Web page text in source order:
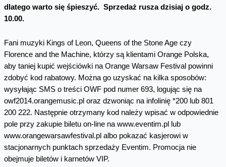
dlatego warto się śpieszyć. Sprzedaż rusza dzisiaj o godz.
10.00.
Fani muzyki Kings of Leon, Queens of the Stone Age czy
Florence and the Machine, którzy są klientami Orange Polska,
aby taniej kupić wejściówki na Orange Warsaw Festival powinni
zdobyć kod rabatowy. Można go uzyskać na kilka sposobów:
wysyłając SMS o treści OWF pod numer 693, logując się na
owf2014.orangemusic.pl oraz dzwoniąc na infolinię *200 lub 801
200 222. Następnie otrzymany kod należy wpisać w odpowiednie
pole przy zakupie biletu on-line na www.eventim.pl lub
www.orangewarsawfestival.pl albo pokazać kasjerowi w
stacjonarnych punktach sprzedaży Eventim. Promocja nie
obejmuje biletów i karnetów VIP.